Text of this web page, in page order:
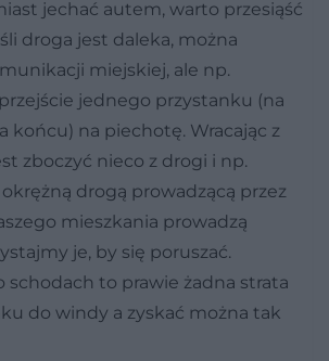
jechać autem, warto przesiąść
droga jest daleka, można
miejskiej, ale np.
jednego przystanku (na
końcu) na piechotę. Wracając z
zboczyć nieco z drogi i np.
drogą prowadzącą przez
mieszkania prowadzą
je, by się poruszać.
schodach to prawie żadna strata
do windy a zyskać można tak